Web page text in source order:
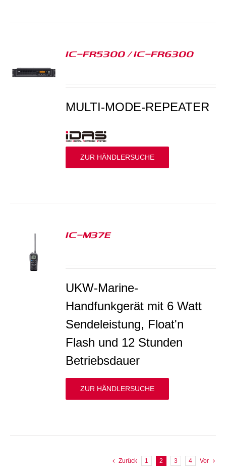
IC-FR5300 / IC-FR6300
MULTI-MODE-REPEATER
ZUR HÄNDLERSUCHE
IC-M37E
UKW-Marine-
Handfunkgerät mit 6 Watt
Sendeleistung, Float'n
Flash und 12 Stunden
Betriebsdauer
ZUR HÄNDLERSUCHE
Zurück 1 2 3 4 Vor